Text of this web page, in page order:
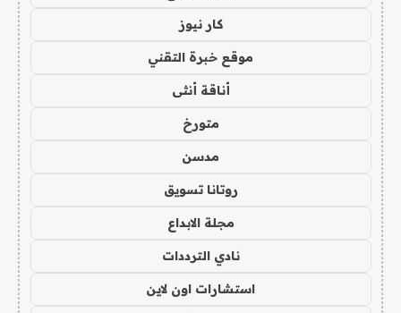
كار نيوز
موقع خبرة التقني
أناقة أنثى
متورخ
مدسن
روتانا تسويق
مجلة الابداع
نادي الترددات
استشارات اون لاين